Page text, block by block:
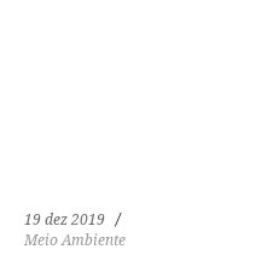
19 dez 2019
Meio Ambiente